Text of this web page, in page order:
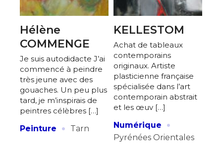
Hélène
COMMENGE
Je suis autodidacte J’ai
commencé à peindre
très jeune avec des
gouaches. Un peu plus
tard, je m’inspirais de
peintres célèbres […]
Peinture
· Tarn
KELLESTOM
Achat de tableaux
contemporains
originaux. Artiste
plasticienne française
spécialisée dans l’art
contemporain abstrait
et les œuv […]
Numérique
·
Pyrénées Orientales